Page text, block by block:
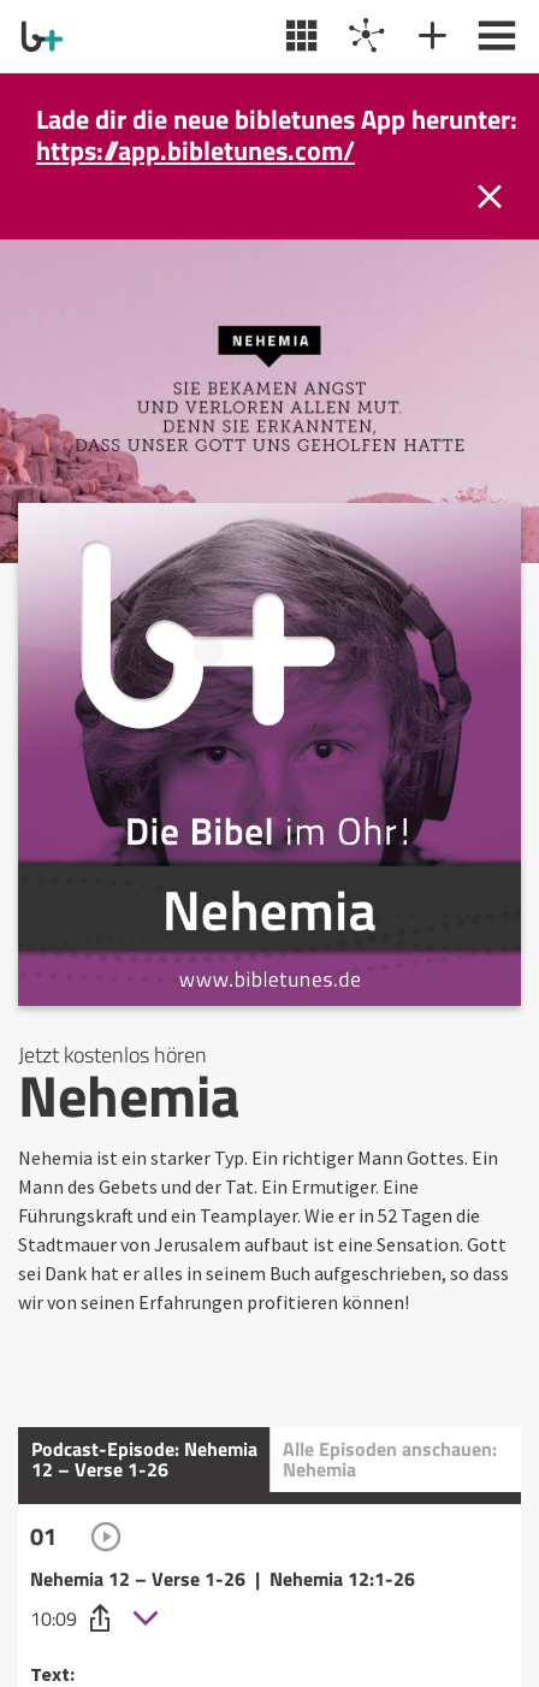
Lade dir die neue bibletunes App herunter:
https://app.bibletunes.com/
Jetzt kostenlos hören
Nehemia
Nehemia ist ein starker Typ. Ein richtiger Mann Gottes. Ein
Mann des Gebets und der Tat. Ein Ermutiger. Eine
Führungskraft und ein Teamplayer. Wie er in 52 Tagen die
Stadtmauer von Jerusalem aufbaut ist eine Sensation. Gott
sei Dank hat er alles in seinem Buch aufgeschrieben, so dass
wir von seinen Erfahrungen profitieren können!
Podcast-Episode: Nehemia
12 – Verse 1-26
Alle Episoden anschauen:
Nehemia
01
Nehemia 12 – Verse 1-26 | Nehemia 12:1-26
10:09
Text: